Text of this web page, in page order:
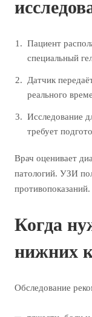
Пациент
специальный
Датчик
реального
Исследование
требует
Врач оценивает
патологий. УЗИ
Когда
нижних
Обследование